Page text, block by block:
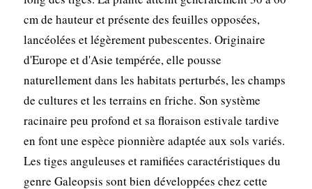
cm de hauteur et présente des feuilles opposées,
lancéolées et légèrement pubescentes. Originaire
d'Europe et d'Asie tempérée, elle pousse
naturellement dans les habitats perturbés, les champs
de cultures et les terrains en friche. Son système
racinaire peu profond et sa floraison estivale tardive
en font une espèce pionnière adaptée aux sols variés.
Les tiges anguleuses et ramifiées caractéristiques du
genre Galeopsis sont bien développées chez cette